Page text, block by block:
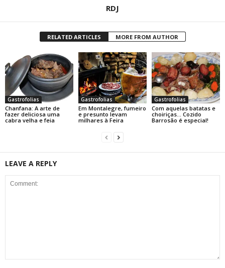
RDJ
RELATED ARTICLES MORE FROM AUTHOR
Gastrofolias
Chanfana: A arte de
fazer deliciosa uma
cabra velha e feia
Gastrofolias
Em Montalegre, fumeiro
e presunto levam
milhares à Feira
Gastrofolias
Com aquelas batatas e
choiriças… Cozido
Barrosão é especial!
LEAVE A REPLY